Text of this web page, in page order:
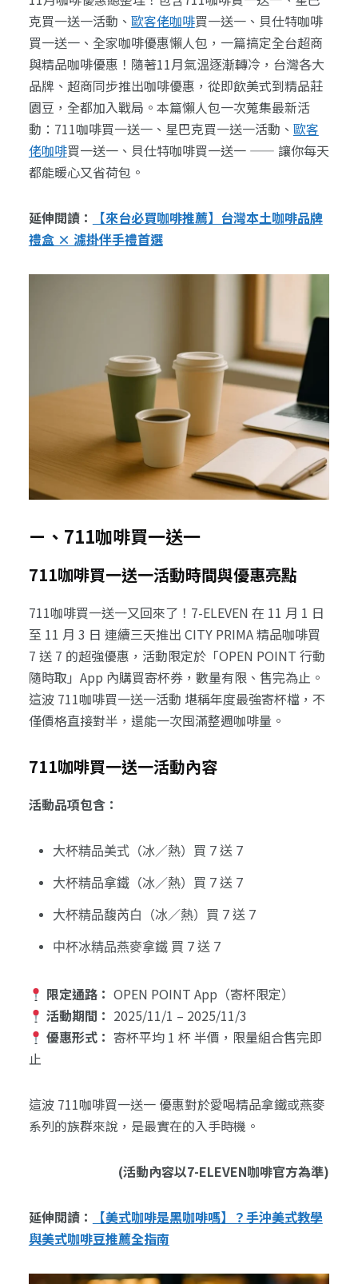
克買一送一活動、 歐客佬咖啡買一送一、貝仕特咖啡
買一送一、全家咖啡優惠懶人包，一篇搞定全台超商
與精品咖啡優惠！隨著11月氣溫逐漸轉冷，台灣各大
品牌、超商同步推出咖啡優惠，從即飲美式到精品莊
園豆，全都加入戰局。本篇懶人包一次蒐集最新活
動：711咖啡買一送一、星巴克買一送一活動、 歐客
佬咖啡買一送一、貝仕特咖啡買一送一 —— 讓你每天
都能暖心又省荷包。
延伸閱讀：
【來台必買咖啡推薦】台灣本土咖啡品牌
禮盒 × 濾掛伴手禮首選
ㄧ、711咖啡買一送一
711咖啡買一送一活動時間與優惠亮點
711咖啡買一送一又回來了！7-ELEVEN 在 11 月 1 日
至 11 月 3 日 連續三天推出 CITY PRIMA 精品咖啡買
7 送 7 的超強優惠，活動限定於「OPEN POINT 行動
隨時取」App 內購買寄杯券，數量有限、售完為止。
這波 711咖啡買一送一活動 堪稱年度最強寄杯檔，不
僅價格直接對半，還能一次囤滿整週咖啡量。
711咖啡買一送一活動內容
活動品項包含：
大杯精品美式（冰／熱）買 7 送 7
大杯精品拿鐵（冰／熱）買 7 送 7
大杯精品馥芮白（冰／熱）買 7 送 7
中杯冰精品燕麥拿鐵 買 7 送 7
限定通路： OPEN POINT App（寄杯限定）
活動期間： 2025/11/1 – 2025/11/3
優惠形式： 寄杯平均 1 杯 半價，限量組合售完即
止
這波 711咖啡買一送一 優惠對於愛喝精品拿鐵或燕麥
系列的族群來說，是最實在的入手時機。
(活動內容以7-ELEVEN咖啡官方為準)
延伸閱讀：
【美式咖啡是黑咖啡嗎】？手沖美式教學
與美式咖啡豆推薦全指南